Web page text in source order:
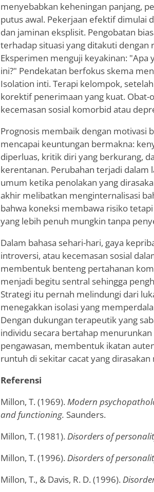
menyebabkan keheningan panjang,
putus awal. Pekerjaan efektif dimulai
dan jaminan eksplisit. Pengobatan
terhadap situasi yang ditakuti
Eksperimen menguji keyakinan: "Apa
ini?" Pendekatan berfokus skema
Isolation inti. Terapi kelompok,
korektif penerimaan yang kuat.
kecemasan sosial komorbid atau
Prognosis membaik dengan motivasi
mencapai keuntungan bermakna:
diperluas, kritik diri yang berkurang,
kerentanan. Perubahan terjadi dalam
umum ketika penolakan yang
akhir melibatkan menginternalisasi
bahwa koneksi membawa risiko
yang lebih penuh mungkin tanpa
Dalam bahasa sehari-hari, gaya
introversi, atau kecemasan sosial
membentuk benteng pertahanan
menjadi begitu sentral sehingga
Strategi itu pernah melindungi dari
menegakkan isolasi yang
Dengan dukungan terapeutik yang
individu secara bertahap
pengawasan, membentuk ikatan
runtuh di sekitar cacat yang dirasakan
Referensi
Millon, T. (1969). Modern
and functioning. Saunders.
Millon, T. (1981). Disorders of
Millon, T. (1996). Disorders of
Millon, T., & Davis, R. D. (1996).